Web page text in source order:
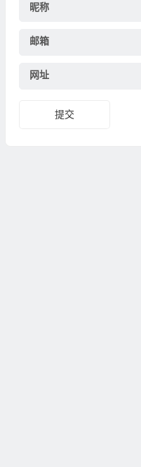
昵称
邮箱
网址